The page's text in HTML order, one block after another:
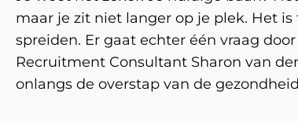
maar je zit niet langer op je plek. Het
spreiden. Er gaat echter één vraag
Recruitment Consultant Sharon van
onlangs de overstap van de